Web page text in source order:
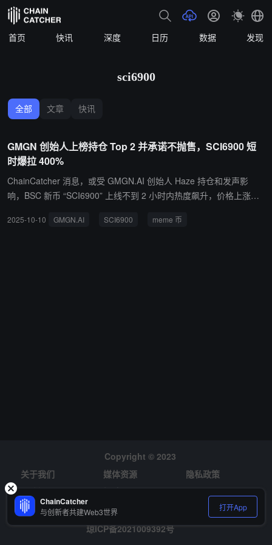
首页 快讯 深度 日历 数据 发现
sci6900
全部 文章 快讯
GMGN 创始人上榜持仓 Top 2 并承诺不抛售，SCI6900 短
时爆拉 400%
ChainCatcher 消息，或受 GMGN.AI 创始人 Haze 持仓和发声影
响，BSC 新币 “SCI6900” 上线不到 2 小时内热度飙升，价格上涨超
榜显示，GMGN.ai 联合创始人地址 “Haze gmgn.ai” 已居第二大持
2025-10-10 GMGN.AI SCI6900 meme 币
Copyright © 2023
关于我们
媒体资源
隐私政策
风险提示
招聘
琼ICP备2021009392号
ChainCatcher
与创新者共建Web3世界 打开App